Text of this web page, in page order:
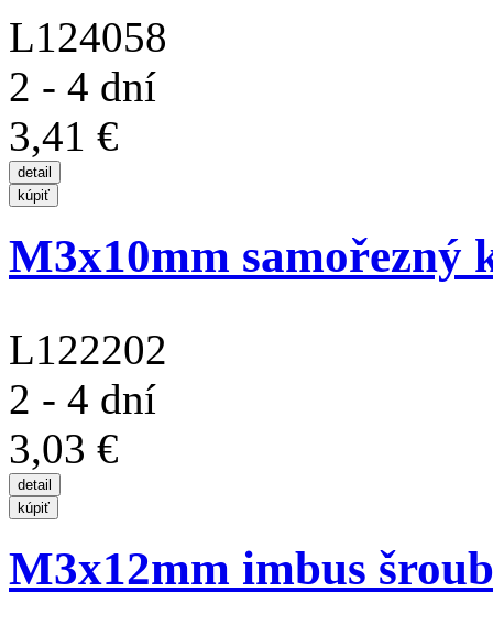
L124058
2 - 4 dní
3,41 €
M3x10mm samořezný
L122202
2 - 4 dní
3,03 €
M3x12mm imbus